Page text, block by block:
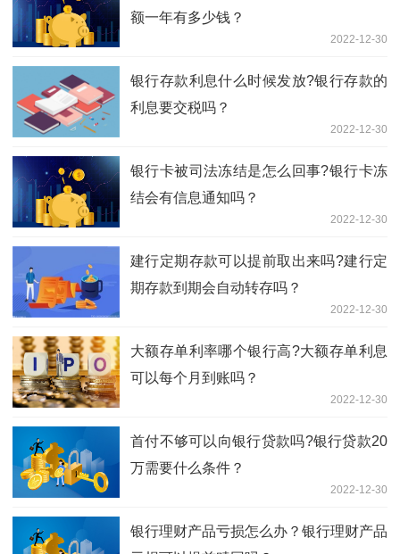
额一年有多少钱？
2022-12-30
银行存款利息什么时候发放?银行存款的
利息要交税吗？
2022-12-30
银行卡被司法冻结是怎么回事?银行卡冻
结会有信息通知吗？
2022-12-30
建行定期存款可以提前取出来吗?建行定
期存款到期会自动转存吗？
2022-12-30
大额存单利率哪个银行高?大额存单利息
可以每个月到账吗？
2022-12-30
首付不够可以向银行贷款吗?银行贷款20
万需要什么条件？
2022-12-30
银行理财产品亏损怎么办？银行理财产品